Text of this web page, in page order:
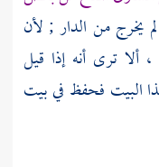
يخرج من الدار ; لأن
ألا ترى أنه إذا قيل
البيت فحفظ في بيت